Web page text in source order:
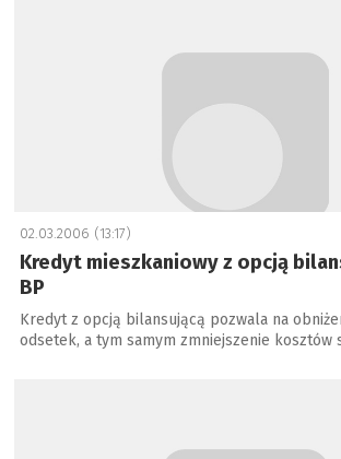
02.03.2006 (13:17)
Kredyt mieszkaniowy z opcją
BP
Kredyt z opcją bilansującą pozwala na
odsetek, a tym samym zmniejszenie kosztów